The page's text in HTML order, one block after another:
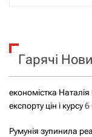
к
Гарячі
економістка
експорту цін і курсу6
Румунія зупинила